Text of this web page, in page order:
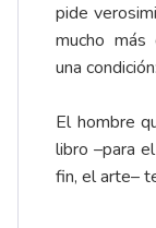
pide
mucho más
una
El hombre
libro –para
fin, el arte–